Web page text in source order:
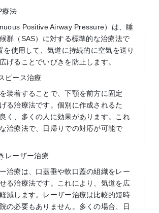
療法
Positive Airway Pressure）は、睡
群（SAS）に対する標準的な治療法で
を使用して、気道に持続的に空気を送り
げることでいびきを防止します。
ピース治療
装着することで、下顎を前方に固定
る治療法です。個別に作成されるた
く、多くの人に効果があります。これ
治療法で、日帰りでの対応が可能で
レーザー治療
治療は、口蓋垂や軟口蓋の組織をレー
る治療法です。これにより、気道を広
減します。レーザー治療は比較的短時
の必要もありません。多くの場合、日